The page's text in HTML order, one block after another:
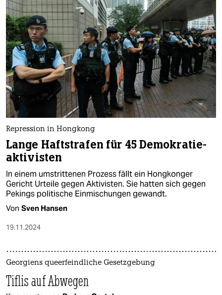
Repression in Hongkong
Lange Haftstrafen für 45 Demokratie­
aktivisten
In einem umstrittenen Prozess fällt ein Hongkonger
Gericht Urteile gegen Aktivisten. Sie hatten sich gegen
Pekings politische Einmischungen gewandt.
Von Sven Hansen
19.11.2024
Georgiens queerfeindliche Gesetzgebung
Tiflis auf Abwegen